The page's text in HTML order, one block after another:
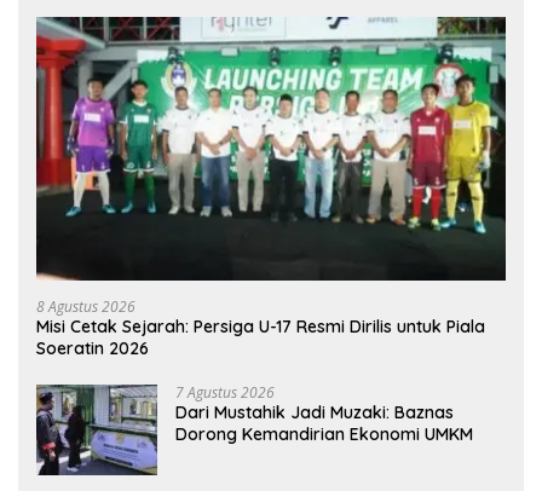
8 Agustus 2026
Misi Cetak Sejarah: Persiga U-17 Resmi Dirilis untuk Piala
Soeratin 2026
7 Agustus 2026
Dari Mustahik Jadi Muzaki: Baznas
Dorong Kemandirian Ekonomi UMKM